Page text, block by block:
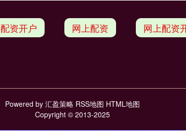
配资开户 网上配资 网上配资
Powered by 汇盈策略 RSS地图 HTML地图
Copyright © 2013-2025